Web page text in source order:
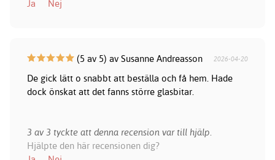
Ja
Nej
(5 av 5) av Susanne Andreasson 2026-04-20
De gick lätt o snabbt att beställa och få hem. Hade
dock önskat att det fanns större glasbitar.
3 av 3 tyckte att denna recension var till hjälp.
Hjälpte den här recensionen dig?